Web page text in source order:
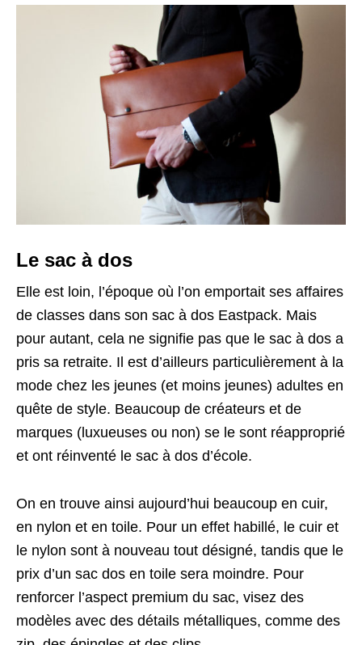
Le sac à dos
Elle est loin, l’époque où l’on emportait ses affaires
de classes dans son sac à dos Eastpack. Mais
pour autant, cela ne signifie pas que le sac à dos a
pris sa retraite. Il est d’ailleurs particulièrement à la
mode chez les jeunes (et moins jeunes) adultes en
quête de style. Beaucoup de créateurs et de
marques (luxueuses ou non) se le sont réapproprié
et ont réinventé le sac à dos d’école.
On en trouve ainsi aujourd’hui beaucoup en cuir,
en nylon et en toile. Pour un effet habillé, le cuir et
le nylon sont à nouveau tout désigné, tandis que le
prix d’un sac dos en toile sera moindre. Pour
renforcer l’aspect premium du sac, visez des
modèles avec des détails métalliques, comme des